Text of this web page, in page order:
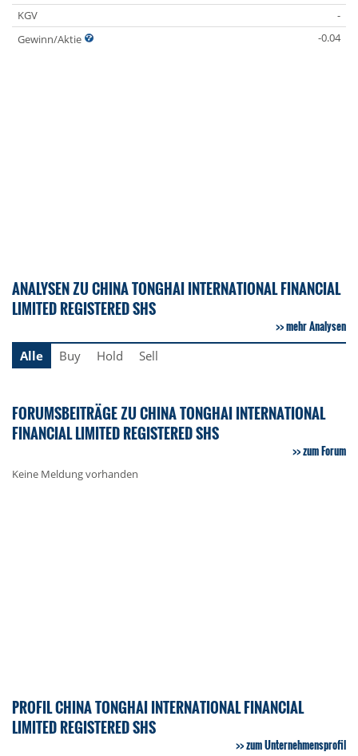
KGV
-
Gewinn/Aktie
-0.04
ANALYSEN ZU CHINA TONGHAI INTERNATIONAL FINANCIAL
LIMITED REGISTERED SHS
mehr Analysen
Alle
Buy Hold Sell
FORUMSBEITRÄGE ZU CHINA TONGHAI INTERNATIONAL
FINANCIAL LIMITED REGISTERED SHS
zum Forum
Keine Meldung vorhanden
PROFIL CHINA TONGHAI INTERNATIONAL FINANCIAL
LIMITED REGISTERED SHS
zum Unternehmensprofil